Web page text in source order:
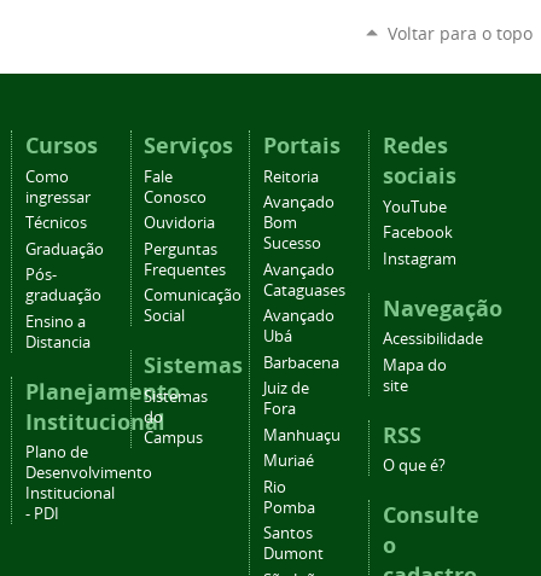
Voltar para o topo
Cursos
Como
ingressar
Técnicos
Graduação
Pós-
graduação
Ensino a
Distancia
Planejamento
Institucional
Plano de
Desenvolvimento
Institucional
- PDI
Serviços
Fale
Conosco
Ouvidoria
Perguntas
Frequentes
Comunicação
Social
Sistemas
Sistemas
do
Campus
Portais
Reitoria
Avançado
Bom
Sucesso
Avançado
Cataguases
Avançado
Ubá
Barbacena
Juiz de
Fora
Manhuaçu
Muriaé
Rio
Pomba
Santos
Dumont
Redes
sociais
YouTube
Facebook
Instagram
Navegação
Acessibilidade
Mapa do
site
RSS
O que é?
Consulte
o